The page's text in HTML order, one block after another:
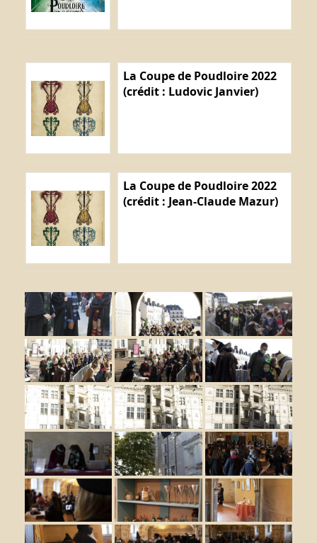
La Coupe de Poudloire 2022
(crédit : Ludovic Janvier)
La Coupe de Poudloire 2022
(crédit : Jean-Claude Mazur)